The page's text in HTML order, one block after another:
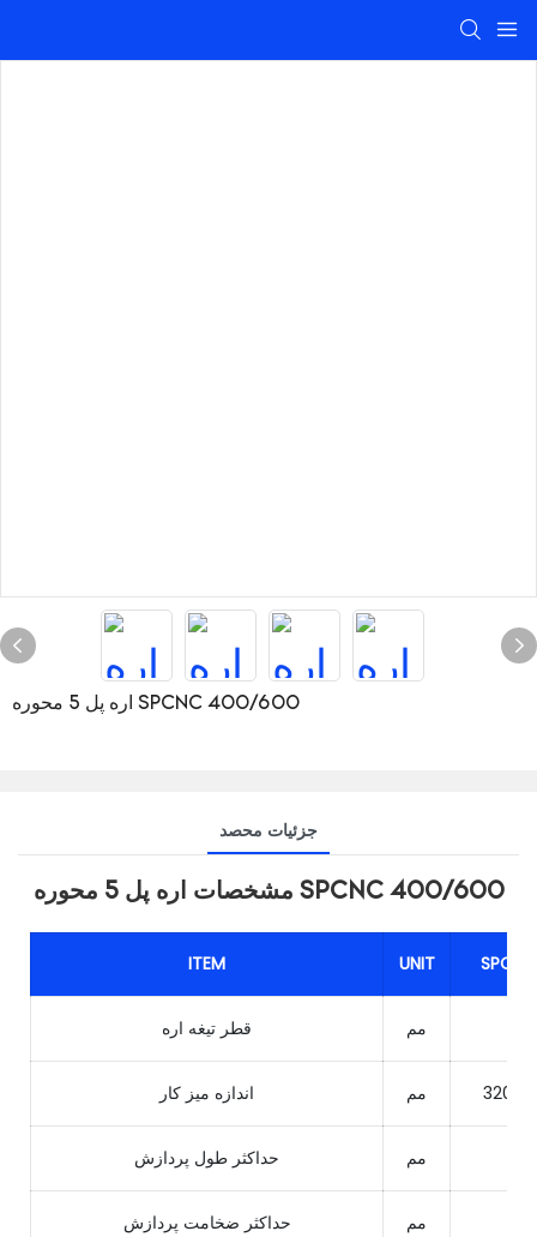
اره پل 5 محوره SPCNC 400/600
جزئیات محصد
مشخصات اره پل 5 محوره SPCNC 400/600
ITEM UNIT
قطر تیغه اره مم
اندازه میز کار مم
حداکثر طول پردازش مم
حداکثر ضخامت پردازش مم